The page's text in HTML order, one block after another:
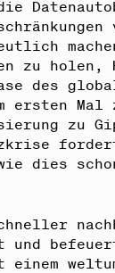
zu
des
ersten
zu
dies